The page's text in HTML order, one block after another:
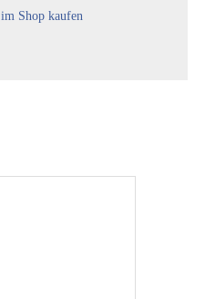
im Shop kaufen